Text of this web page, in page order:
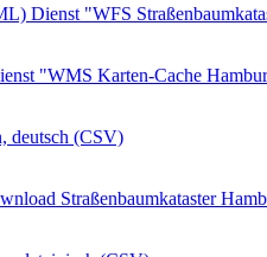
Dienst "WFS
"WMS Karten-Cache
deutsch (CSV)
Straßenbaumkataster